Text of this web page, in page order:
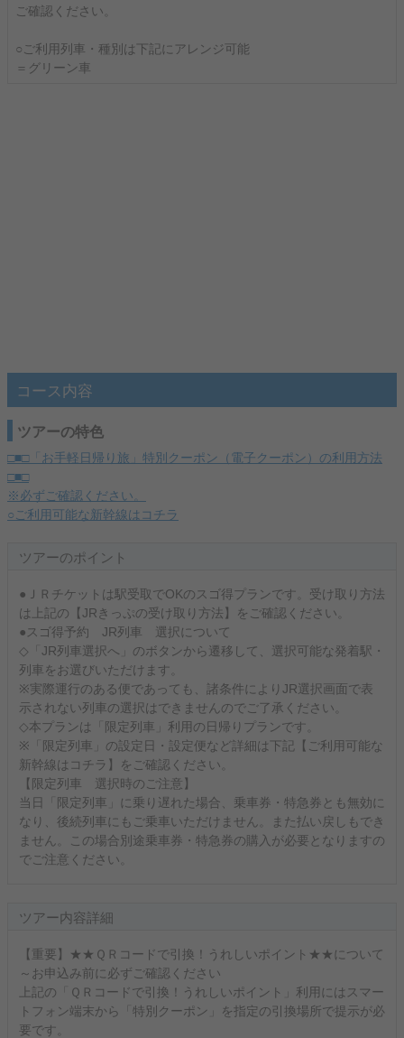
ご確認ください。
○ご利用列車・種別は下記にアレンジ可能
＝グリーン車
コース内容
ツアーの特色
□■□「お手軽日帰り旅」特別クーポン（電子クーポン）の利用方法
□■□
※必ずご確認ください。
○ご利用可能な新幹線はコチラ
ツアーのポイント
●ＪＲチケットは駅受取でOKのスゴ得プランです。受け取り方法
は上記の【JRきっぷの受け取り方法】をご確認ください。
●スゴ得予約 JR列車 選択について
◇「JR列車選択へ」のボタンから遷移して、選択可能な発着駅・
列車をお選びいただけます。
※実際運行のある便であっても、諸条件によりJR選択画面で表
示されない列車の選択はできませんのでご了承ください。
◇本プランは「限定列車」利用の日帰りプランです。
※「限定列車」の設定日・設定便など詳細は下記【ご利用可能な
新幹線はコチラ】をご確認ください。
【限定列車 選択時のご注意】
当日「限定列車」に乗り遅れた場合、乗車券・特急券とも無効に
なり、後続列車にもご乗車いただけません。また払い戻しもでき
ません。この場合別途乗車券・特急券の購入が必要となりますの
でご注意ください。
ツアー内容詳細
【重要】★★ＱＲコードで引換！うれしいポイント★★について
～お申込み前に必ずご確認ください
上記の「ＱＲコードで引換！うれしいポイント」利用にはスマー
トフォン端末から「特別クーポン」を指定の引換場所で提示が必
要です。